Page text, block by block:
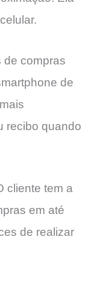
de compras
de
recibo quando
cliente tem a
em até
de realizar